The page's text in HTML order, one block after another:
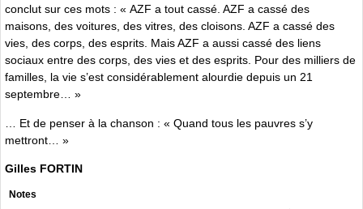
conclut sur ces mots : « AZF a tout cassé. AZF a cassé des
maisons, des voitures, des vitres, des cloisons. AZF a cassé des
vies, des corps, des esprits. Mais AZF a aussi cassé des liens
sociaux entre des corps, des vies et des esprits. Pour des milliers de
familles, la vie s’est considérablement alourdie depuis un 21
septembre… »
… Et de penser à la chanson : « Quand tous les pauvres s’y
mettront… »
Gilles FORTIN
Notes